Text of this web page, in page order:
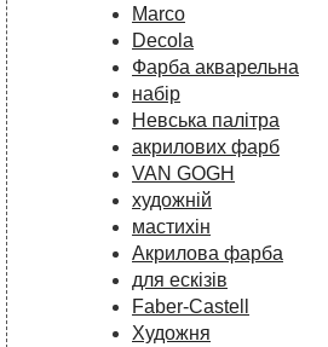
Marco
Decola
Фарба акварельна
набір
Невська палітра
акрилових фарб
VAN GOGH
художній
мастихін
Акрилова фарба
для ескізів
Faber-Castell
Художня